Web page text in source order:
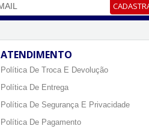
ATENDIMENTO
Política De Troca E Devolução
Política De Entrega
Política De Segurança E Privacidade
Política De Pagamento